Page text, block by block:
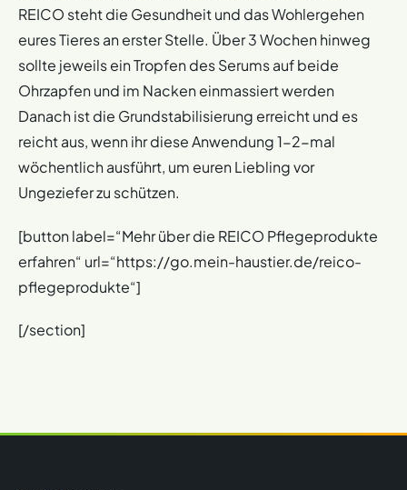
REICO steht die Gesundheit und das Wohlergehen
eures Tieres an erster Stelle. Über 3 Wochen hinweg
sollte jeweils ein Tropfen des Serums auf beide
Ohrzapfen und im Nacken einmassiert werden
Danach ist die Grundstabilisierung erreicht und es
reicht aus, wenn ihr diese Anwendung 1-2-mal
wöchentlich ausführt, um euren Liebling vor
Ungeziefer zu schützen.
[button label=“Mehr über die REICO Pflegeprodukte
erfahren“ url=“https://go.mein-haustier.de/reico-
pflegeprodukte“]
[/section]